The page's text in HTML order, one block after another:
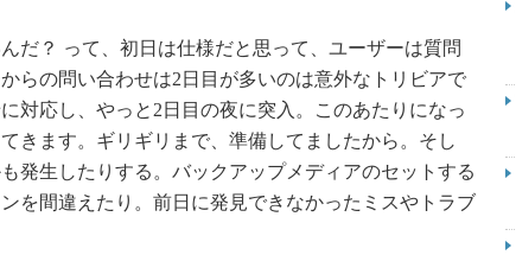
だ？ って、初日は仕様だと思って、ユーザーは質問
らの問い合わせは2日目が多いのは意外なトリビアで
対応し、やっと2日目の夜に突入。このあたりになっ
きます。ギリギリまで、準備してましたから。そし
発生したりする。バックアップメディアのセットする
を間違えたり。前日に発見できなかったミスやトラブ